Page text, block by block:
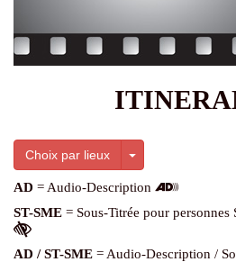
Choix par lieux Toggle Dropdown
AD = Audio-Description
ST-SME = Sous-Titrée pour personnes
AD / ST-SME = Audio-Description /